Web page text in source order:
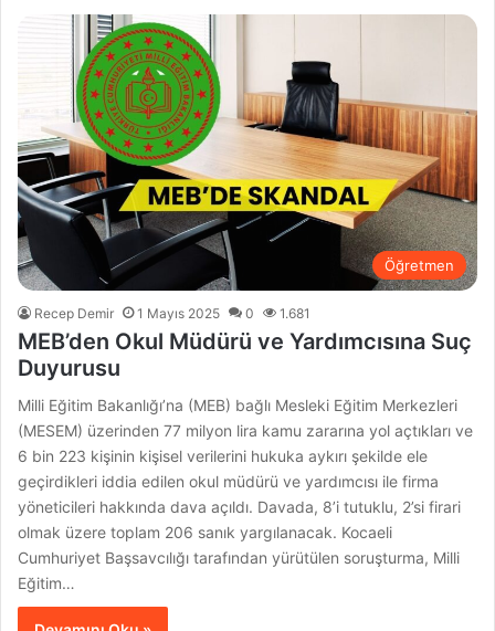
Öğretmen
Recep Demir 1 Mayıs 2025 0 1.681
MEB’den Okul Müdürü ve Yardımcısına Suç
Duyurusu
Milli Eğitim Bakanlığı’na (MEB) bağlı Mesleki Eğitim Merkezleri
(MESEM) üzerinden 77 milyon lira kamu zararına yol açtıkları ve
6 bin 223 kişinin kişisel verilerini hukuka aykırı şekilde ele
geçirdikleri iddia edilen okul müdürü ve yardımcısı ile firma
yöneticileri hakkında dava açıldı. Davada, 8’i tutuklu, 2’si firari
olmak üzere toplam 206 sanık yargılanacak. Kocaeli
Cumhuriyet Başsavcılığı tarafından yürütülen soruşturma, Milli
Eğitim…